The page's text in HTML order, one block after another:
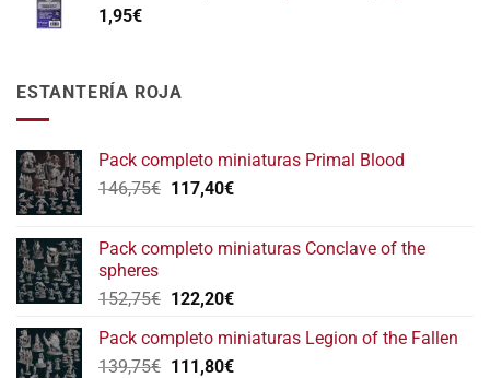
1,95€
ESTANTERÍA ROJA
Pack completo miniaturas Primal Blood
146,75€ El
era:
117,40€El
es:
Pack completo miniaturas Conclave of the
spheres
152,75€ El
original
era:
122,20€El
actual
es:
Pack completo miniaturas Legion of the Fallen
139,75€ El
111,80€El